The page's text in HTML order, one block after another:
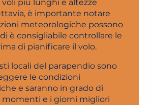
più lunghi e altezze
è importante notare
meteorologiche possono
è consigliabile controllare le
di pianificare il volo.
locali del parapendio sono
le condizioni
e saranno in grado di
momenti e i giorni migliori